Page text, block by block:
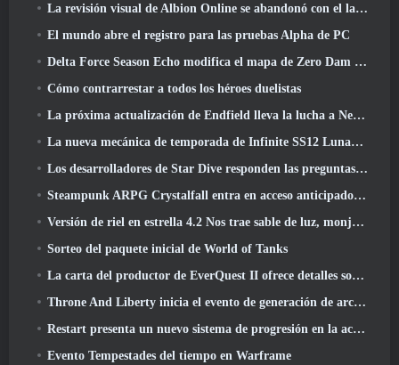
La revisión visual de Albion Online se abandonó con el lanzamiento de la actualización Radiant Wilds hoy
El mundo abre el registro para las pruebas Alpha de PC
Delta Force Season Echo modifica el mapa de Zero Dam y amplía la jugabilidad de operaciones
Cómo contrarrestar a todos los héroes duelistas
La próxima actualización de Endfield lleva la lucha a Nefarith
La nueva mecánica de temporada de Infinite SS12 Lunaria es una de las "mayores adiciones" al juego
Los desarrolladores de Star Dive responden las preguntas de los jugadores en una transmisión en vivo sorpresa
Steampunk ARPG Crystalfall entra en acceso anticipado, Pero no sin algunos problemas
Versión de riel en estrella 4.2 Nos trae sable de luz, monja-chuck, El baterista pionero y un emanador de euforia
Sorteo del paquete inicial de World of Tanks
La carta del productor de EverQuest II ofrece detalles sobre el servidor de expansión con tiempo bloqueado
Throne And Liberty inicia el evento de generación de archboss doble
Restart presenta un nuevo sistema de progresión en la actualización de la temporada SS4
Evento Tempestades del tiempo en Warframe